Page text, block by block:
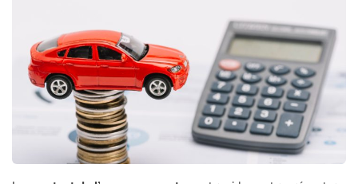
Assurance
Auto
?